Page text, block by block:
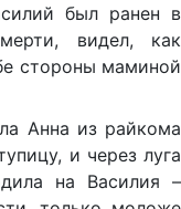
был ранен в
видел, как
стороны маминой
Анна из райкома
и через луга
на Василия –